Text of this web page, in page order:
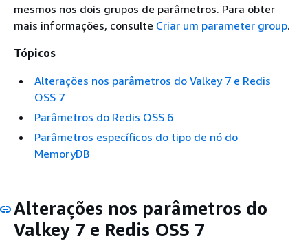
mesmos nos dois grupos de parâmetros. Para obter
mais informações, consulte Criar um parameter group.
Tópicos
Alterações nos parâmetros do Valkey 7 e Redis
OSS 7
Parâmetros do Redis OSS 6
Parâmetros específicos do tipo de nó do
MemoryDB
Alterações nos parâmetros do
Valkey 7 e Redis OSS 7